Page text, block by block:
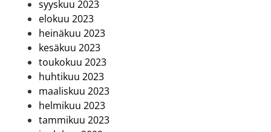
syyskuu 2023
elokuu 2023
heinäkuu 2023
kesäkuu 2023
toukokuu 2023
huhtikuu 2023
maaliskuu 2023
helmikuu 2023
tammikuu 2023